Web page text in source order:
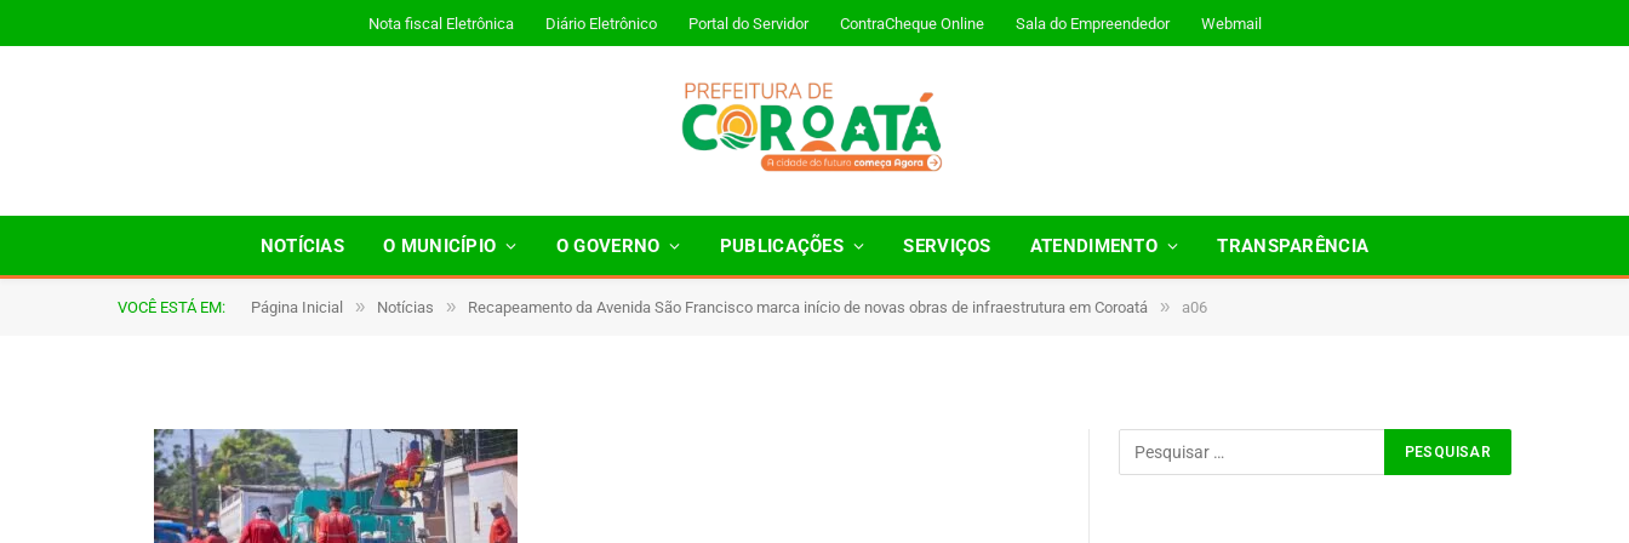
Nota fiscal Eletrônica Diário Eletrônico Portal do Servidor ContraCheque Online Sala do Empreendedor Webmail
NOTÍCIAS O MUNICÍPIO O GOVERNO PUBLICAÇÕES SERVIÇOS ATENDIMENTO TRANSPARÊNCIA
VOCÊ ESTÁ EM: Página Inicial » Notícias » Recapeamento da Avenida São Francisco marca início de novas obras de infraestrutura em Coroatá » a06